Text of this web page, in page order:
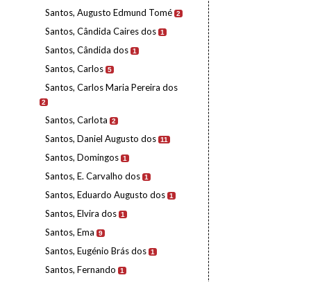
Santos, Augusto Edmund Tomé 2
Santos, Cândida Caires dos 1
Santos, Cândida dos 1
Santos, Carlos 5
Santos, Carlos Maria Pereira dos
2
Santos, Carlota 2
Santos, Daniel Augusto dos 11
Santos, Domingos 1
Santos, E. Carvalho dos 1
Santos, Eduardo Augusto dos 1
Santos, Elvira dos 1
Santos, Ema 9
Santos, Eugénio Brás dos 1
Santos, Fernando 1